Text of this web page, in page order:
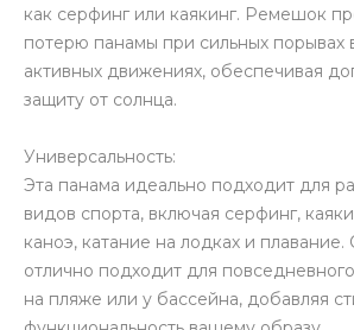
как серфинг или каякинг. Ремешок
потерю панамы при сильных порывах
активных движениях, обеспечивая
защиту от солнца.
Универсальность:
Эта панама идеально подходит для
видов спорта, включая серфинг,
каноэ, катание на лодках и
отлично подходит для
на пляже или у бассейна, добавляя